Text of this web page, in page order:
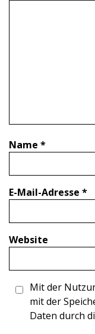
Name *
E-Mail-Adresse *
Website
Mit der
mit der
Daten durch